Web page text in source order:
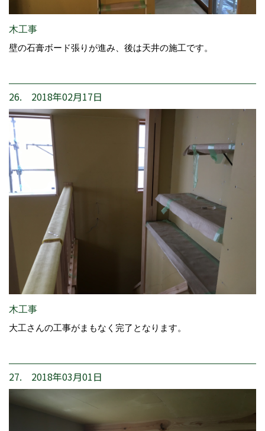
木工事
壁の石膏ボード張りが進み、後は天井の施工です。
26. 2018年02月17日
木工事
大工さんの工事がまもなく完了となります。
27. 2018年03月01日